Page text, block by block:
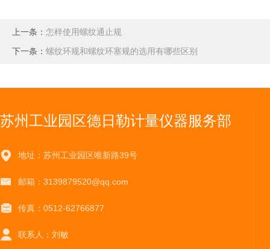
上一条： 怎样使用螺纹通止规
下一条： 螺纹环规和螺纹环塞规的选用有哪些区别
苏州工业园区德日勒计量仪器服务部
地址：苏州工业园区唯新路39号
邮箱：3139879520@qq.com
传真：0512-62766877
联系人：刘敏